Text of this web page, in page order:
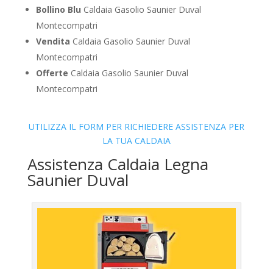
Bollino Blu Caldaia Gasolio Saunier Duval
Montecompatri
Vendita Caldaia Gasolio Saunier Duval
Montecompatri
Offerte Caldaia Gasolio Saunier Duval
Montecompatri
UTILIZZA IL FORM PER RICHIEDERE ASSISTENZA PER
LA TUA CALDAIA
Assistenza Caldaia Legna
Saunier Duval